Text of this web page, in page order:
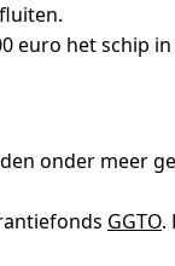
euro het schip
onder meer
GGTO.